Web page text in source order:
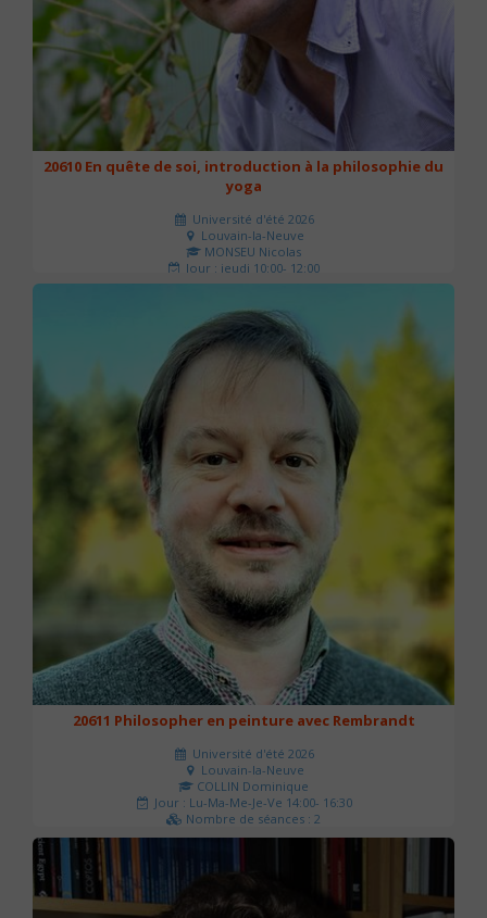
20610 En quête de soi, introduction à la philosophie du
yoga
Université d'été 2026
Louvain-la-Neuve
MONSEU Nicolas
Jour : jeudi 10:00- 12:00
Nombre de séances : 1
20611 Philosopher en peinture avec Rembrandt
Université d'été 2026
Louvain-la-Neuve
COLLIN Dominique
Jour : Lu-Ma-Me-Je-Ve 14:00- 16:30
Nombre de séances : 2
51 €